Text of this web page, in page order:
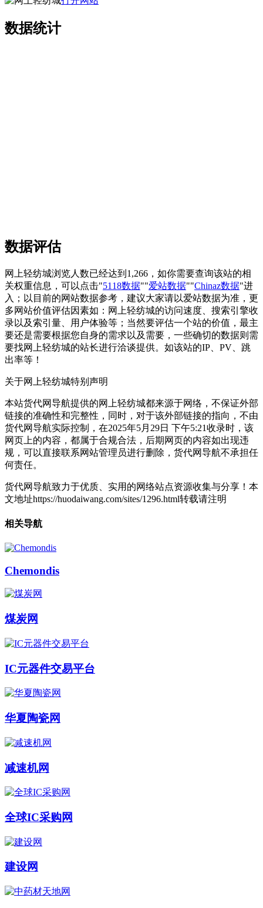
数据统计
数据评估
网上轻纺城浏览人数已经达到1,266，如你需要查询该站的相
关权重信息，可以点击"5118数据""爱站数据""Chinaz数据"进
入；以目前的网站数据参考，建议大家请以爱站数据为准，更
多网站价值评估因素如：网上轻纺城的访问速度、搜索引擎收
录以及索引量、用户体验等；当然要评估一个站的价值，最主
要还是需要根据您自身的需求以及需要，一些确切的数据则需
要找网上轻纺城的站长进行洽谈提供。如该站的IP、PV、跳
出率等！
关于网上轻纺城特别声明
本站货代网导航提供的网上轻纺城都来源于网络，不保证外部
链接的准确性和完整性，同时，对于该外部链接的指向，不由
货代网导航实际控制，在2025年5月29日 下午5:21收录时，该
网页上的内容，都属于合规合法，后期网页的内容如出现违
规，可以直接联系网站管理员进行删除，货代网导航不承担任
何责任。
货代网导航致力于优质、实用的网络站点资源收集与分享！ 本
文地址https://huodaiwang.com/sites/1296.html转载请注明
相关导航
Chemondis
煤炭网
IC元器件交易平台
华夏陶瓷网
减速机网
全球IC采购网
建设网